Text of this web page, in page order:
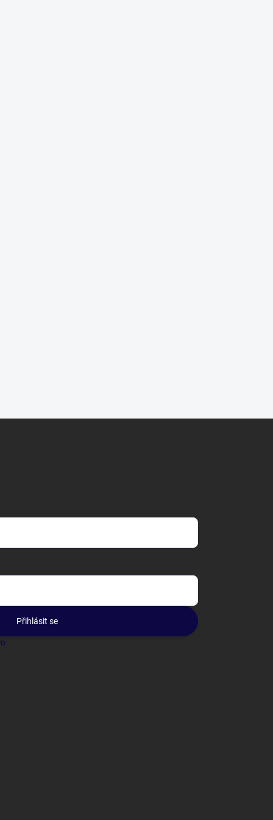
Přihlásit se